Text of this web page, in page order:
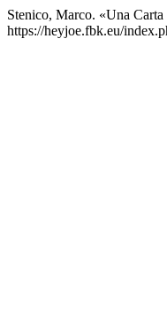
Stenico, Marco. «Una
https://heyjoe.fbk.eu/